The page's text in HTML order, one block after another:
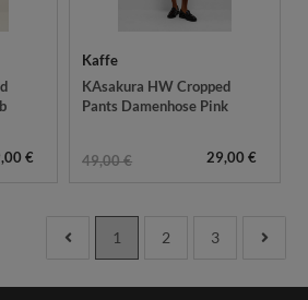
€
Kaffe
KAsakura HW Cropped
Pants Damenhose Pink
49,00 € 29,00 €
1 2 3